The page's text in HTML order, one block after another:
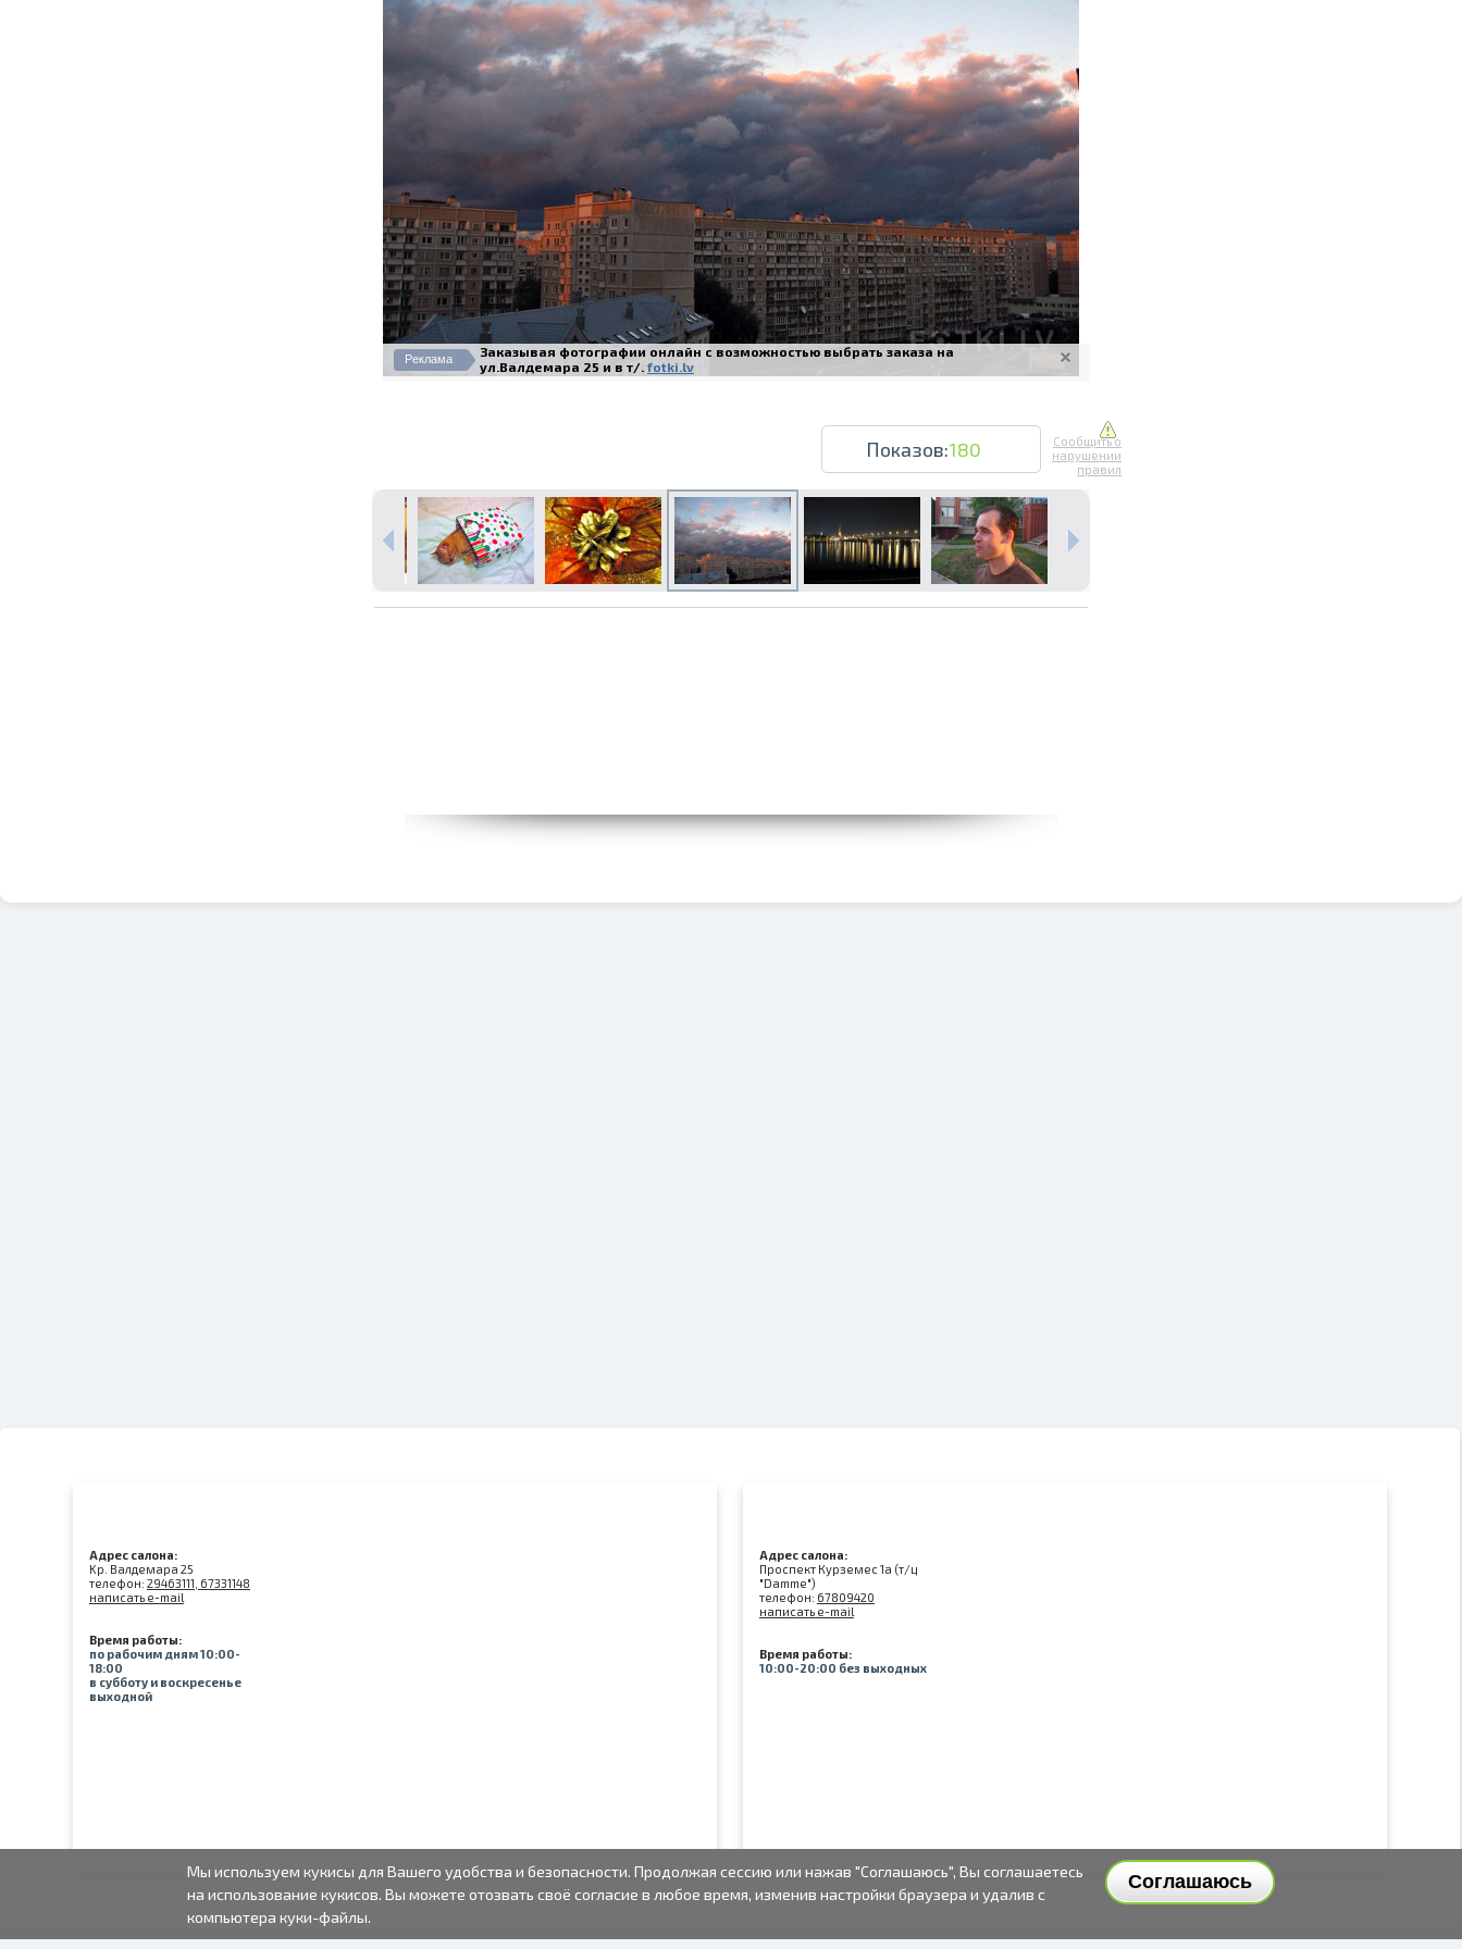
Печать в течение 1 часа в Риге – закажите онлайн
Различные форматы и виды бумаги для ваших фотографий
Доставка по всей Латвии или самовывоз
Реклама
Заказывая фотографии онлайн с возможностью выбрать заказа на
ул.Валдемара 25 и в т/. fotki.lv
Показов:180
Сообщить о
нарушении
правил
Адрес салона:
Kр. Валдемара 25
телефон: 29463111, 67331148
написать e-mail
Время работы:
по рабочим дням 10:00-
18:00
в субботу и воскресенье
выходной
Адрес салона:
Проспект Курземес 1а (т/ц
"Damme")
телефон: 67809420
написать e-mail
Время работы:
10:00-20:00 без выходных
Соглашаюсь
Мы используем кукисы для Вашего удобства и безопасности. Продолжая сессию или нажав "Соглашаюсь", Вы соглашаетесь
на использование кукисов. Вы можете отозвать своё согласие в любое время, изменив настройки браузера и удалив с
компьютера куки-файлы.